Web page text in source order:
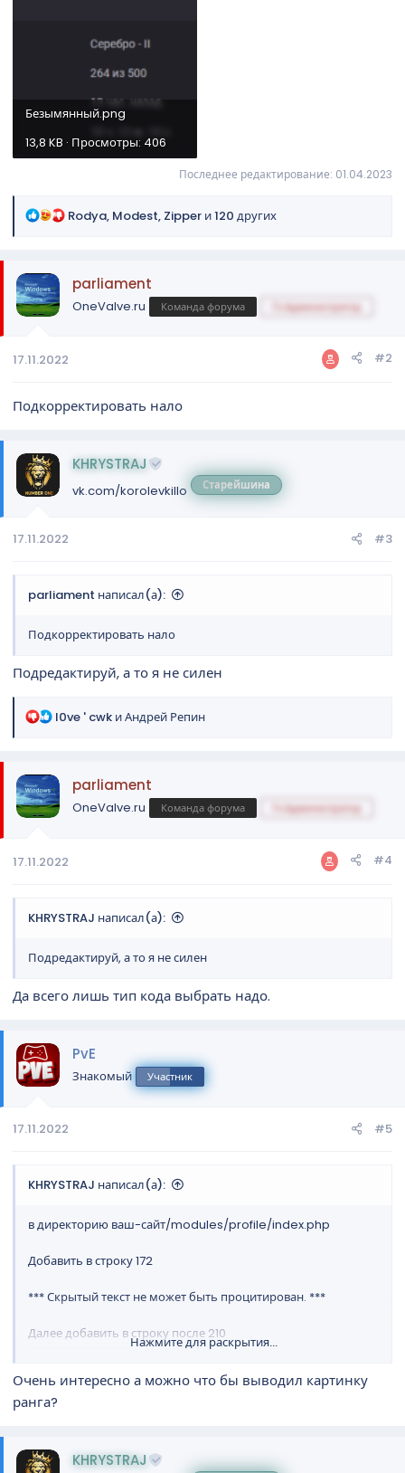
Безымянный.png
13,8 KB · Просмотры: 406
Последнее редактирование: 01.04.2023
Р
и
Rodya, Modest, Zipper и 120 других
parliament
OneValve.ru Команда форума Гл.Администратор
17.11.2022 #2
Подкорректировать нало
KHRYSTRAJ
vk.com/korolevkillo Старейшина
17.11.2022 #3
parliament написал(а):
Подкорректировать нало
Подредактируй, а то я не силен
Р
ц
и
l0ve ' cwk иАндрей Репин
parliament
OneValve.ru Команда форума Гл.Администратор
17.11.2022 #4
KHRYSTRAJ написал(а):
Подредактируй, а то я не силен
Да всего лишь тип кода выбрать надо.
PvE
Знакомый Участник
17.11.2022 #5
KHRYSTRAJ написал(а):
в директорию ваш-сайт/modules/profile/index.php
Добавить в строку 172
*** Скрытый текст не может быть процитирован. ***
Далее добавить в строку после 210
Далее добавить код в ваш-
profile.tpl:
Нажмите для раскрытия...
Очень интересно а можно что бы выводил картинку
ранга?
KHRYSTRAJ